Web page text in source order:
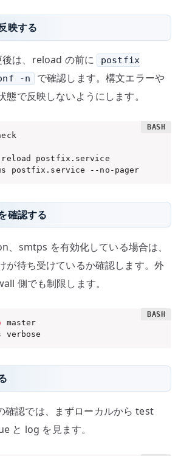
映する
は、reload の前に
postfix
-n
で確認します。構文エラーや
態で反映しないようにします。
reload postfix.service
postfix.service --no-pager
確認する
、smtps を有効化している場合は、
が待ち受けているか確認します。外
側でも制限します。
verbose
確認では、まずローカルから test
と log を見ます。